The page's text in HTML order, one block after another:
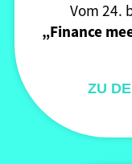
Vom 24.
„Finance
ZU